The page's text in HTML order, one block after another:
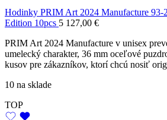
Hodinky PRIM Art 2024 Manufacture 93-
Edition 10pcs 5 127,00 €
PRIM Art 2024 Manufacture v unisex
umelecký charakter, 36 mm oceľové
kusov pre zákazníkov, ktorí chcú nosiť
10 na sklade
TOP